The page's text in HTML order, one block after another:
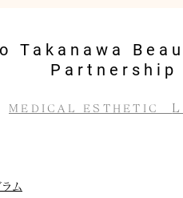
Takanawa
Partnership
MEDICAL ESTHETIC
ム